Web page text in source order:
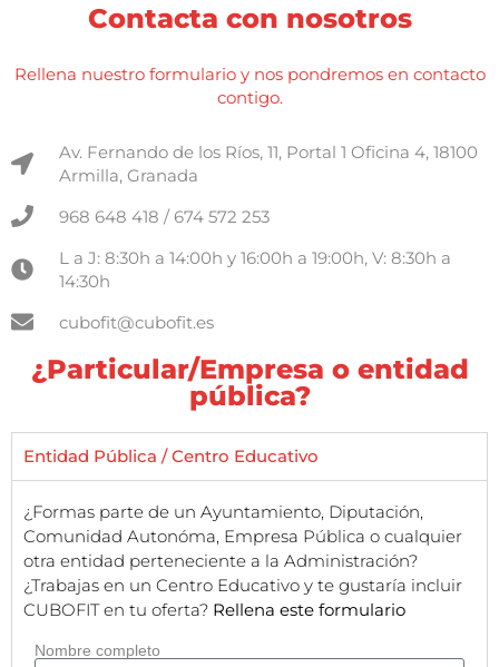
Contacta con nosotros
Rellena nuestro formulario y nos pondremos en contacto
contigo.
Av. Fernando de los Ríos, 11, Portal 1 Oficina 4, 18100
Armilla, Granada
968 648 418 / 674 572 253
L a J: 8:30h a 14:00h y 16:00h a 19:00h, V: 8:30h a
14:30h
cubofit@cubofit.es
¿Particular/Empresa o entidad
pública?
Entidad Pública / Centro Educativo
¿Formas parte de un Ayuntamiento, Diputación,
Comunidad Autonóma, Empresa Pública o cualquier
otra entidad perteneciente a la Administración?
¿Trabajas en un Centro Educativo y te gustaría incluir
CUBOFIT en tu oferta? Rellena este formulario
Nombre completo